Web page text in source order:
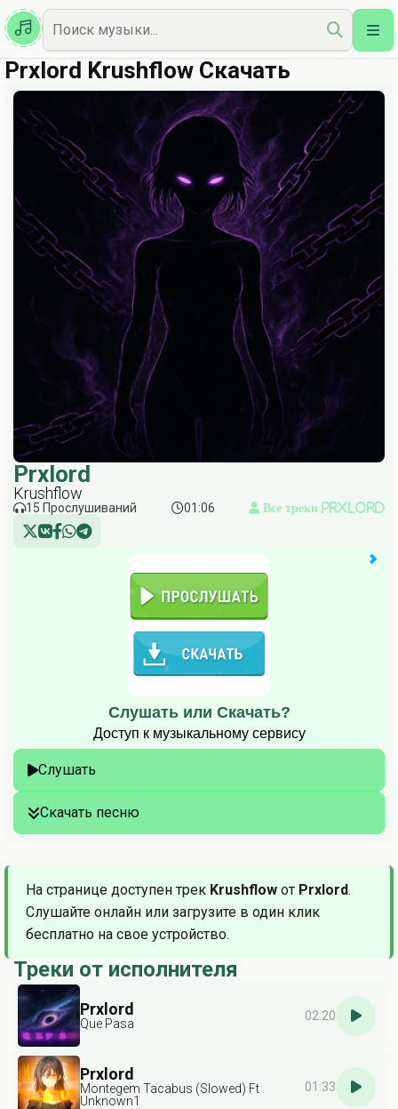
Казахская
Наш Топ
Prxlord Krushflow Скачать
Prxlord
Krushflow
15 Прослушиваний 01:06 Все треки Prxlord
Слушать или Скачать?
Доступ к музыкальному сервису
Слушать
Скачать песню
На странице доступен трек Krushflow от Prxlord.
Слушайте онлайн или загрузите в один клик
бесплатно на свое устройство.
Треки от исполнителя
Prxlord
Que Pasa
02:20
Prxlord
Montegem Tacabus (Slowed) Ft
Unknown1
01:33